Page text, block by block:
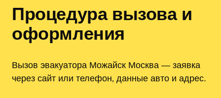
Процедура вызова и
оформления
Вызов эвакуатора Можайск Москва — заявка
через сайт или телефон‚ данные авто и адрес.